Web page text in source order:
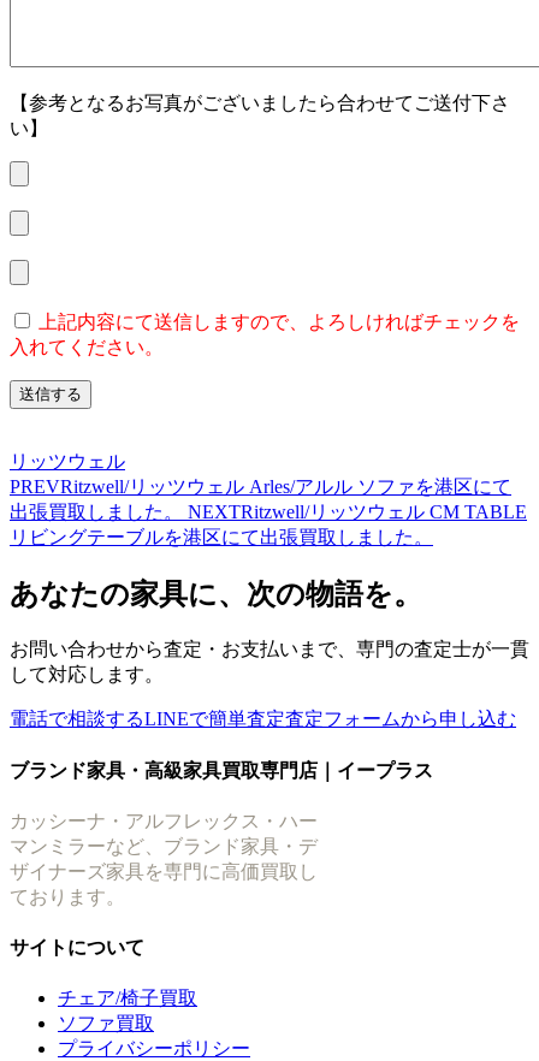
【参考となるお写真がございましたら合わせてご送付下さ
い】
上記内容にて送信しますので、よろしければチェックを
入れてください。
リッツウェル
PREVRitzwell/リッツウェル Arles/アルル ソファを港区にて
出張買取しました。 NEXTRitzwell/リッツウェル CM TABLE
リビングテーブルを港区にて出張買取しました。
あなたの家具に、次の物語を。
お問い合わせから査定・お支払いまで、専門の査定士が一貫
して対応します。
電話で相談するLINEで簡単査定査定フォームから申し込む
ブランド家具・高級家具買取専門店｜イープラス
カッシーナ・アルフレックス・ハー
マンミラーなど、ブランド家具・デ
ザイナーズ家具を専門に高価買取し
ております。
サイトについて
チェア/椅子買取
ソファ買取
プライバシーポリシー